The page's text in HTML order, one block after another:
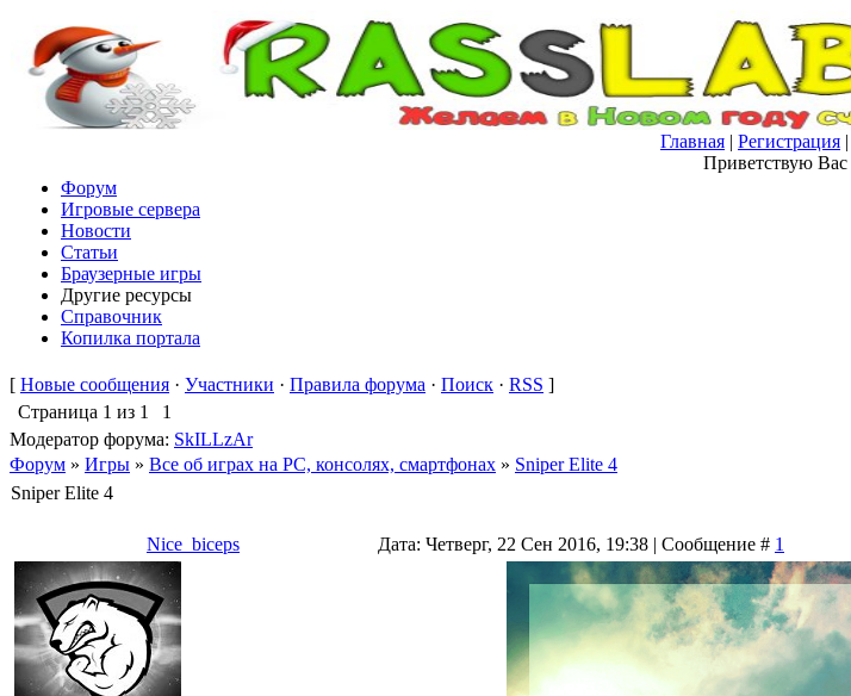
Главная | Регистрация |
Приветствую Вас
Форум
Игровые сервера
Новости
Статьи
Браузерные игры
Другие ресурсы
Справочник
Копилка портала
[ Новые сообщения · Участники · Правила форума · Поиск · RSS ]
Страница 1 из 1
1
Модератор форума: SkILLzAr
Форум » Игры » Все об играх на PC, консолях, смартфонах » Sniper Elite 4
Sniper Elite 4
Nice_biceps Дата: Четверг, 22 Сен 2016, 19:38 | Сообщение # 1